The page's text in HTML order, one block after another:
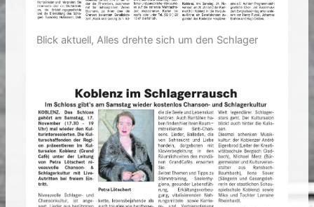
Blick aktuell, Alles drehte sich um den Schlager